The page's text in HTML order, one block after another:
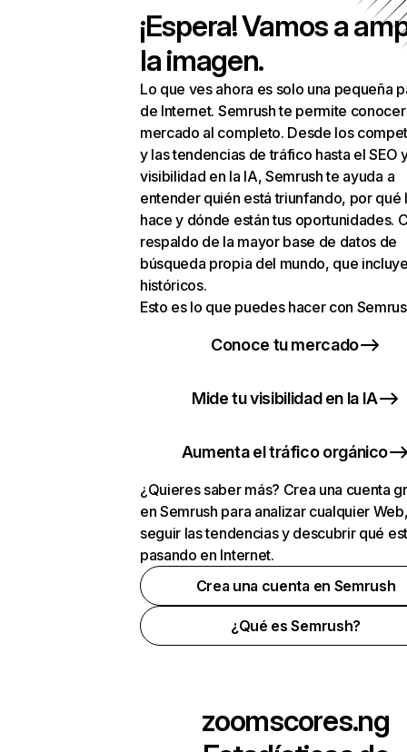
¡Espera! Vamos a
la imagen.
Lo que ves ahora es solo una pequeña
de Internet. Semrush te permite
mercado al completo. Desde los
y las tendencias de tráfico hasta el SEO
visibilidad en la IA, Semrush te ayuda a
entender quién está triunfando, por qué
hace y dónde están tus oportunidades.
respaldo de la mayor base de datos de
búsqueda propia del mundo, que
históricos.
Esto es lo que puedes hacer con
Conoce tu mercado
Mide tu visibilidad en la IA
Aumenta el tráfico orgánico
¿Quieres saber más? Crea una cuenta
en Semrush para analizar cualquier
seguir las tendencias y descubrir qué
pasando en Internet.
Crea una cuenta en Semrush
¿Qué es Semrush?
zoomscores.ng